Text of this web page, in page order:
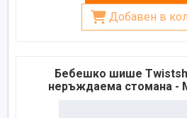
Добавен в
Бебешко шише
неръждаема стомана -